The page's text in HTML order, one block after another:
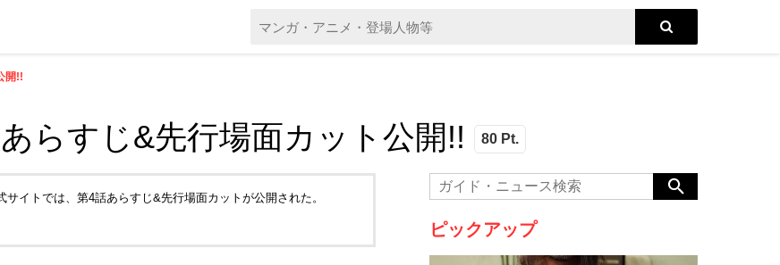
開!!
らすじ&先行場面カット公開!! 80 Pt.
イトでは、第4話あらすじ&先行場面カットが公開された。
ピックアップ